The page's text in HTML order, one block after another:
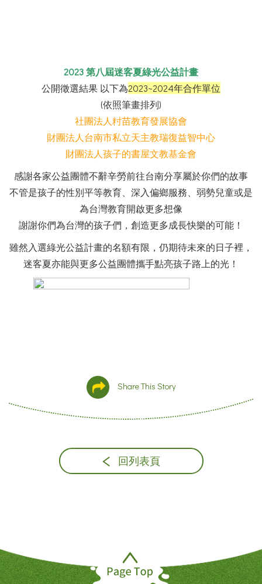
2023 第八屆迷客夏綠光公益計畫
公開徵選結果 以下為2023~2024年合作單位
(依照筆畫排列)
社團法人籿苗教育發展協會
財團法人台南市私立天主教瑞復益智中心
財團法人孩子的書屋文教基金會
感謝各家公益團體不辭辛勞前往台南分享屬於你們的故事
不管是孩子的性別平等教育、深入偏鄉服務、弱勢兒童或是
為台灣教育開啟更多想像
謝謝你們為台灣的孩子們，創造更多成長快樂的可能！
雖然入選綠光公益計畫的名額有限，仍期待未來的日子裡，
迷客夏亦能與更多公益團體攜手點亮孩子路上的光！
Share This Story
回列表頁